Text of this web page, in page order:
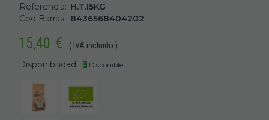
Referencia: H.T.I5KG
Cod Barras: 8436568404202
15,40 € ( IVA incluido )
Disponibilidad: Disponible